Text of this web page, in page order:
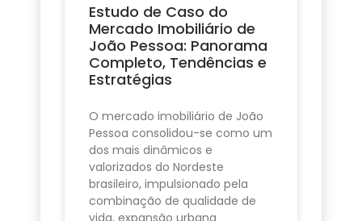
Estudo de Caso do
Mercado Imobiliário de
João Pessoa: Panorama
Completo, Tendências e
Estratégias
O mercado imobiliário de João
Pessoa consolidou-se como um
dos mais dinâmicos e
valorizados do Nordeste
brasileiro, impulsionado pela
combinação de qualidade de
vida, expansão urbana